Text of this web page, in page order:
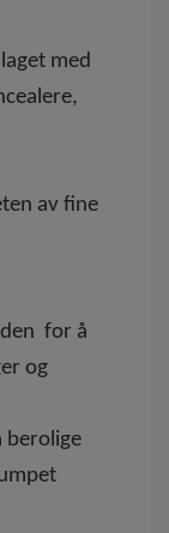
med
av fine
for å
og
berolige